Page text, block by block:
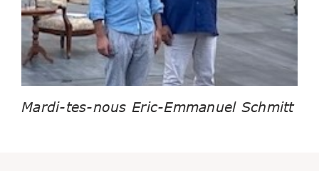
Mardi-tes-nous Eric-Emmanuel Schmitt